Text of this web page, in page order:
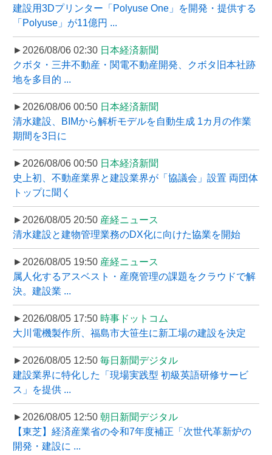
建設用3Dプリンター「Polyuse One」を開発・提供する
「Polyuse」が11億円 ...
►2026/08/06 02:30 日本経済新聞
クボタ・三井不動産・関電不動産開発、クボタ旧本社跡
地を多目的 ...
►2026/08/06 00:50 日本経済新聞
清水建設、BIMから解析モデルを自動生成 1カ月の作業
期間を3日に
►2026/08/06 00:50 日本経済新聞
史上初、不動産業界と建設業界が「協議会」設置 両団体
トップに聞く
►2026/08/05 20:50 産経ニュース
清水建設と建物管理業務のDX化に向けた協業を開始
►2026/08/05 19:50 産経ニュース
属人化するアスベスト・産廃管理の課題をクラウドで解
決。建設業 ...
►2026/08/05 17:50 時事ドットコム
大川電機製作所、福島市大笹生に新工場の建設を決定
►2026/08/05 12:50 毎日新聞デジタル
建設業界に特化した「現場実践型 初級英語研修サービ
ス」を提供 ...
►2026/08/05 12:50 朝日新聞デジタル
【東芝】経済産業省の令和7年度補正「次世代革新炉の
開発・建設に ...